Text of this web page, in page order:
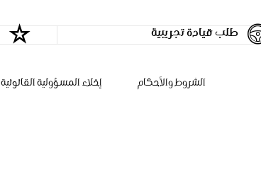
طلب قيادة تجريبية
الشروط والأحكام إخلاء المسؤولية القانونية